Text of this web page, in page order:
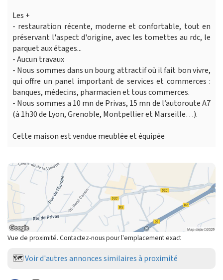
Les +
- restauration récente, moderne et confortable, tout en
préservant l'aspect d'origine, avec les tomettes au rdc, le
parquet aux étages...
- Aucun travaux
- Nous sommes dans un bourg attractif où il fait bon vivre,
qui offre un panel important de services et commerces :
banques, médecins, pharmacien et tous commerces.
- Nous sommes a 10 mn de Privas, 15 mn de l’autoroute A7
(à 1h30 de Lyon, Grenoble, Montpellier et Marseille…).
Cette maison est vendue meublée et équipée
Vue de proximité. Contactez-nous pour l'emplacement exact
🗺️Voir d'autres annonces similaires à proximité